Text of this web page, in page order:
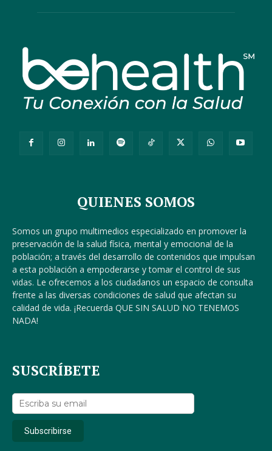
QUIENES SOMOS
Somos un grupo multimedios especializado en promover la
preservación de la salud física, mental y emocional de la
población; a través del desarrollo de contenidos que impulsan
a esta población a empoderarse y tomar el control de sus
vidas. Le ofrecemos a los ciudadanos un espacio de consulta
frente a las diversas condiciones de salud que afectan su
calidad de vida. ¡Recuerda QUE SIN SALUD NO TENEMOS
NADA!
SUSCRÍBETE